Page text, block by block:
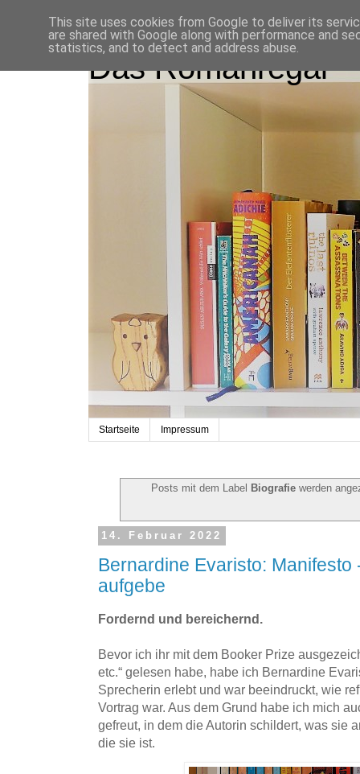
Das Romanregal
Startseite Impressum
Posts mit dem Label Biografiewerden
14. Februar 2022
Bernardine Evaristo: Manifesto
aufgebe
Fordernd und bereichernd.
Bevor ich ihr mit dem Booker Prize
etc.“ gelesen habe, habe ich Bernardine
Sprecherin erlebt und war beeindruckt, wie
Vortrag war. Aus dem Grund habe ich mich
gefreut, in dem die Autorin schildert, was sie
die sie ist.
This site uses cookies from Google to deliver its
are shared with Google along with performance and
statistics, and to detect and address abuse.